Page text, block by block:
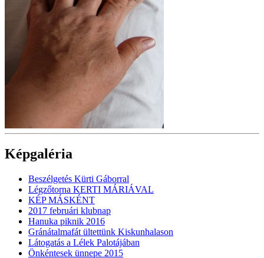
Képgaléria
Beszélgetés Kürti Gáborral
Légzőtorna KERTI MÁRIÁVAL
KÉP MÁSKÉNT
2017 februári klubnap
Hanuka piknik 2016
Gránátalmafát ültettünk Kiskunhalason
Látogatás a Lélek Palotájában
Önkéntesek ünnepe 2015